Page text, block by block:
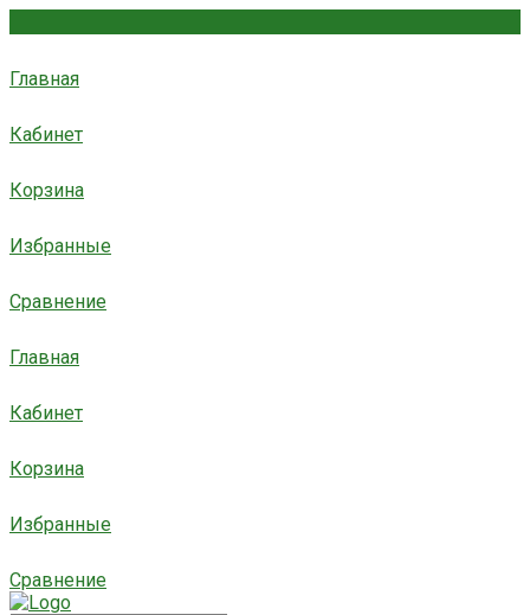
Главная
Кабинет
Корзина
Избранные
Сравнение
Главная
Кабинет
Корзина
Избранные
Сравнение